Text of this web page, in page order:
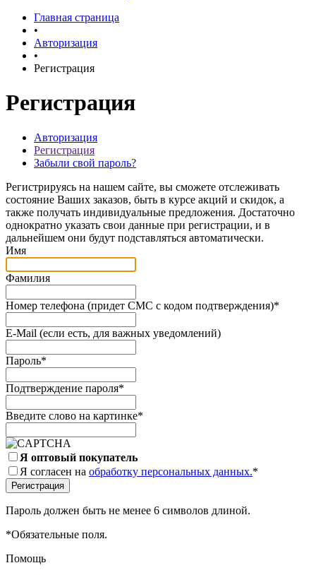
Главная страница
•
Авторизация
•
Регистрация
Регистрация
Авторизация
Регистрация
Забыли свой пароль?
Регистрируясь на нашем сайте, вы сможете отслеживать
состояние Ваших заказов, быть в курсе акций и скидок, а
также получать индивидуальные предложения. Достаточно
однократно указать свои данные при регистрации, и в
дальнейшем они будут подставляться автоматически.
Имя
Фамилия
Номер телефона (придет СМС с кодом подтверждения)*
E-Mail (если есть, для важных уведомлений)
Пароль*
Подтверждение пароля*
Введите слово на картинке*
Я оптовый покупатель
Я согласен на обработку персональных данных.*
Пароль должен быть не менее 6 символов длиной.
*Обязательные поля.
Помощь